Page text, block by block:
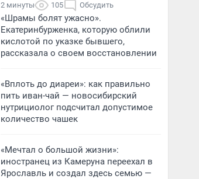
2 минуты 105 Обсудить
«Шрамы болят ужасно».
Екатеринбурженка, которую облили
кислотой по указке бывшего,
рассказала о своем восстановлении
«Вплоть до диареи»: как правильно
пить иван-чай — новосибирский
нутрициолог подсчитал допустимое
количество чашек
«Мечтал о большой жизни»:
иностранец из Камеруна переехал в
Ярославль и создал здесь семью —